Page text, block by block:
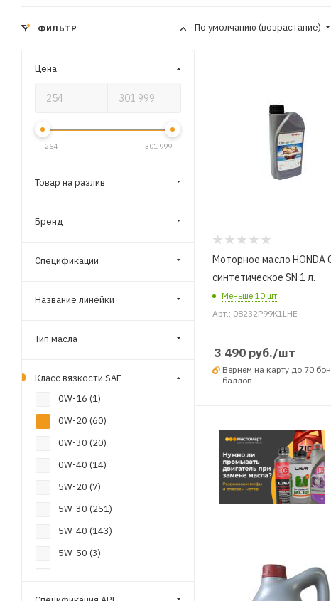
По умолчанию (возрастание)
Моторное масло HONDA
синтетическое SN 1 л.
Меньше 10 шт
Арт.: 08232P99K1LHE
3 490 руб./шт
Вернем на карту до 70
баллов
ФИЛЬТР
Цена
254 301 999
Товар на разлив
Бренд
Спецификации
Название линейки
Тип масла
Класс вязкости SAE
0W-16 (1)
0W-20 (60)
0W-30 (20)
0W-40 (14)
5W-20 (7)
5W-30 (251)
5W-40 (143)
5W-50 (3)
10W-50 ( 1)